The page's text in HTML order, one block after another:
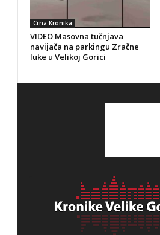
Crna Kronika
VIDEO Masovna tučnjava
navijača na parkingu Zračne
luke u Velikoj Gorici